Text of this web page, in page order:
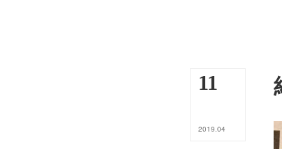
11
2019.04